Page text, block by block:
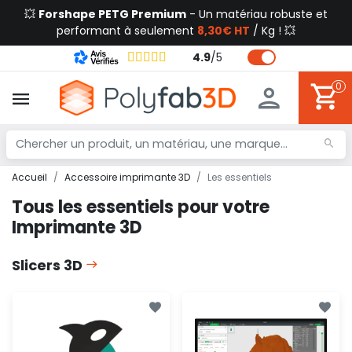
💥 Forshape PETG Premium - Un matériau robuste et
performant à seulement 8,30€ HT / Kg ! 💥
4.9/5
0
Accueil Accessoire imprimante 3D Les essentiels
Tous les essentiels pour votre
Imprimante 3D
Slicers 3D